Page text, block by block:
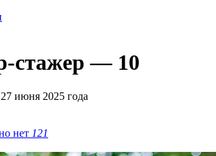
стажер — 10
июня 2025 года
нет 121